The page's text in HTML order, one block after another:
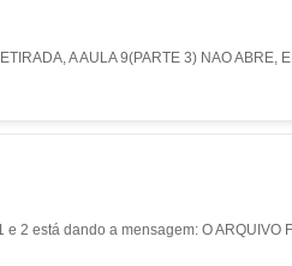
A AULA 9(PARTE 3) NAO
2 está dando a mensagem: O ARQUIVO